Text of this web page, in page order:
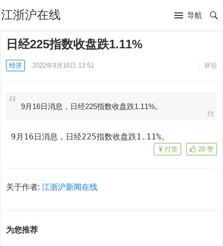
江浙沪在线 导航
日经225指数收盘跌1.11%
经济 2022年9月16日 13:51 评论
9月16日消息，日经225指数收盘跌1.11%。
9月16日消息，日经225指数收盘跌1.11%。
20 赞
打赏
关于作者:江浙沪新闻在线
为您推荐